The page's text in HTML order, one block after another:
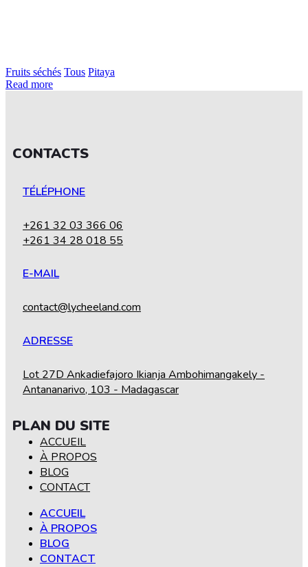
Fruits séchés Tous Pitaya
Read more
CONTACTS
TÉLÉPHONE
+261 32 03 366 06
+261 34 28 018 55
E-MAIL
contact@lycheeland.com
ADRESSE
Lot 27D Ankadiefajoro Ikianja Ambohimangakely -
Antananarivo, 103 - Madagascar
PLAN DU SITE
ACCUEIL
À PROPOS
BLOG
CONTACT
ACCUEIL
À PROPOS
BLOG
CONTACT